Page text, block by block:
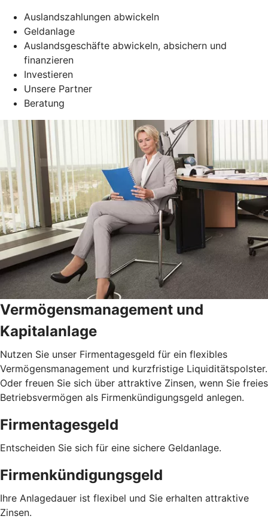
Auslandszahlungen abwickeln
Geldanlage
Auslandsgeschäfte abwickeln, absichern und
finanzieren
Investieren
Unsere Partner
Beratung
Vermögensmanagement und
Kapitalanlage
Nutzen Sie unser Firmentagesgeld für ein flexibles
Vermögensmanagement und kurzfristige Liquiditätspolster.
Oder freuen Sie sich über attraktive Zinsen, wenn Sie freies
Betriebsvermögen als Firmenkündigungsgeld anlegen.
Firmentagesgeld
Entscheiden Sie sich für eine sichere Geldanlage.
Firmenkündigungsgeld
Ihre Anlagedauer ist flexibel und Sie erhalten attraktive
Zinsen.